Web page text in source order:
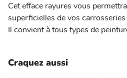
Cet efface rayures vous
superficielles de vos
Il convient à tous types de
Craquez aussi